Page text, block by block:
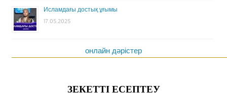
Исламдағы достық ұғымы
17.05.2025
онлайн дәрістер